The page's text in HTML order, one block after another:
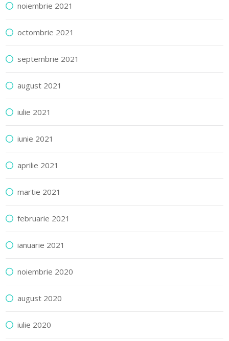
noiembrie 2021
octombrie 2021
septembrie 2021
august 2021
iulie 2021
iunie 2021
aprilie 2021
martie 2021
februarie 2021
ianuarie 2021
noiembrie 2020
august 2020
iulie 2020